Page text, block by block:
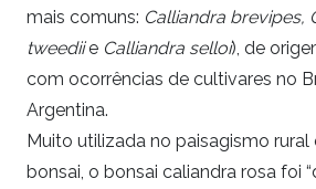
mais comuns: Calliandra brevipes,
tweediie Calliandra selloi), de
com ocorrências de cultivares no
Argentina.
Muito utilizada no paisagismo rural
bonsai, o bonsai caliandra rosa foi